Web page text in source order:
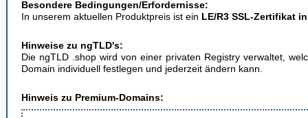
Besondere Bedingungen/Erfordernisse:
In unserem aktuellen Produktpreis ist ein LE/R3 SSL-Zertifikat
Hinweise zu ngTLD's:
Die ngTLD .shop wird von einer privaten Registry verwaltet,
Domain individuell festlegen und jederzeit ändern kann.
Hinweis zu Premium-Domains: